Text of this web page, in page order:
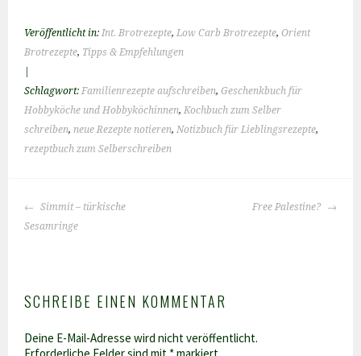
Veröffentlicht in:Int. Brotrezepte,Low Carb Brotrezepte,Orient
Brotrezepte, Tipps & Empfehlungen
Schlagwort:Familienrezepte aufschreiben,Geschenkbuch für
Hobbyköche und Hobbyköchinnen,Kochbuch zum Selber
schreiben,neue Rezepte notieren,Notizbuch für Lieblingsrezepte,
rezeptbuch zum Selberschreiben
BEITRAGS-
NAVIGATION
Simmit – türkische
Sesamringe
Free Palestine?
SCHREIBE EINEN KOMMENTAR
Deine E-Mail-Adresse wird nicht veröffentlicht.